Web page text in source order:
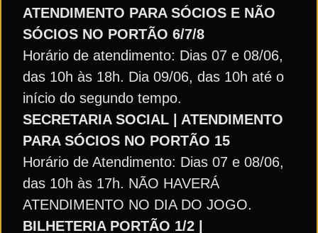
ATENDIMENTO PARA SÓCIOS E NÃO
SÓCIOS NO PORTÃO 6/7/8
Horário de atendimento: Dias 07 e 08/06,
das 10h às 18h. Dia 09/06, das 10h até o
início do segundo tempo.
SECRETARIA SOCIAL | ATENDIMENTO
PARA SÓCIOS NO PORTÃO 15
Horário de Atendimento: Dias 07 e 08/06,
das 10h às 17h. NÃO HAVERÁ
ATENDIMENTO NO DIA DO JOGO.
BILHETERIA PORTÃO 1/2 |